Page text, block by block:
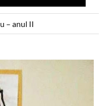
– anul II